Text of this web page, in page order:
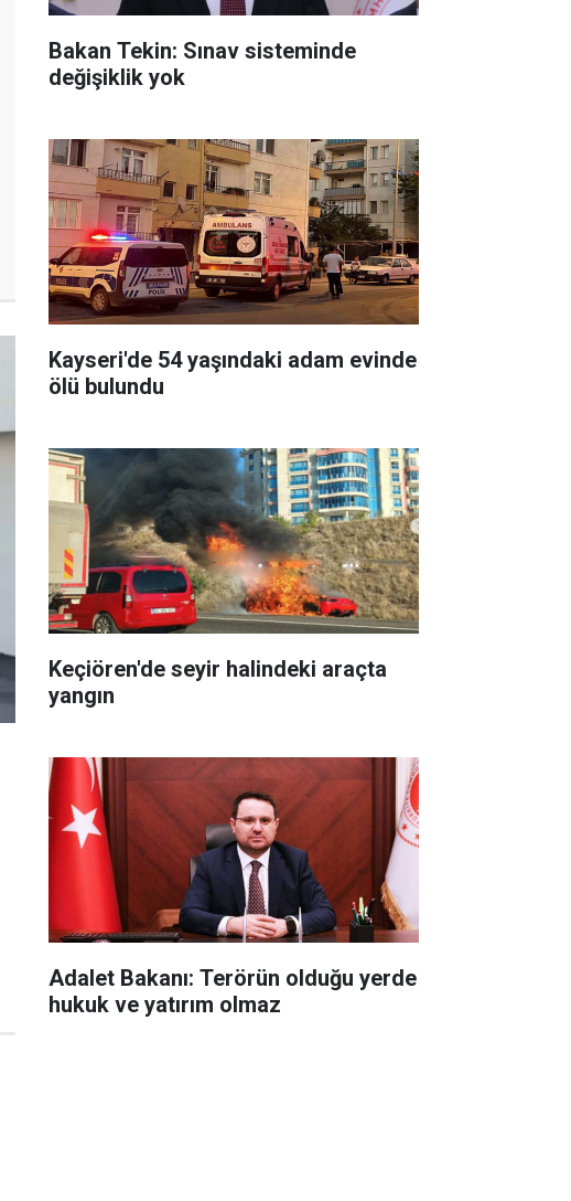
Bakan Tekin: Sınav sisteminde
değişiklik yok
Kayseri'de 54 yaşındaki adam evinde
ölü bulundu
Keçiören'de seyir halindeki araçta
yangın
Adalet Bakanı: Terörün olduğu yerde
hukuk ve yatırım olmaz